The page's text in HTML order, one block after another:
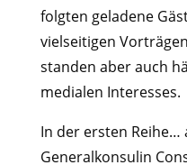
folgten geladene
vielseitigen
standen aber auch
medialen Interesses.
In der ersten Reihe…
Generalkonsulin